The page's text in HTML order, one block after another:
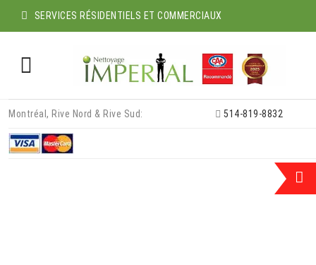
SERVICES RÉSIDENTIELS ET COMMERCIAUX
content
Montréal, Rive Nord & Rive Sud: 514-819-8832